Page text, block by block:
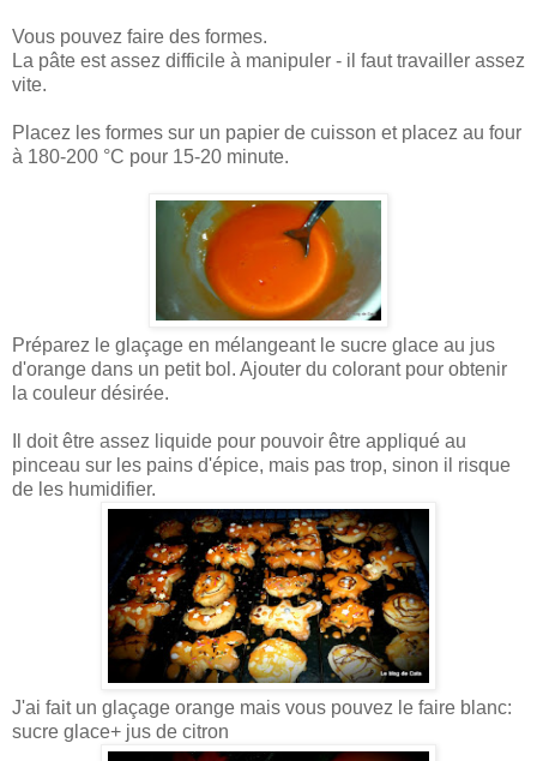
Vous pouvez faire des formes.
La pâte est assez difficile à manipuler - il faut travailler assez
vite.
Placez les formes sur un papier de cuisson et placez au four
à 180-200 °C pour 15-20 minute.
Préparez le glaçage en mélangeant le sucre glace au jus
d'orange dans un petit bol. Ajouter du colorant pour obtenir
la couleur désirée.
Il doit être assez liquide pour pouvoir être appliqué au
pinceau sur les pains d'épice, mais pas trop, sinon il risque
de les humidifier.
J'ai fait un glaçage orange mais vous pouvez le faire blanc:
sucre glace+ jus de citron